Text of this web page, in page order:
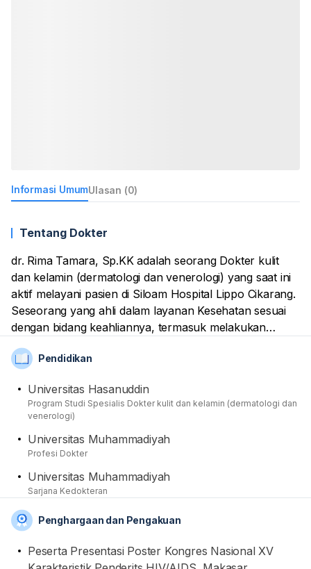
Informasi UmumUlasan (0)
Tentang Dokter
dr. Rima Tamara, Sp.KK adalah seorang Dokter kulit
dan kelamin (dermatologi dan venerologi) yang saat ini
aktif melayani pasien di Siloam Hospital Lippo Cikarang.
Seseorang yang ahli dalam layanan Kesehatan sesuai
dengan bidang keahliannya, termasuk melakukan
tindakan medis yang diperlukan pasien. Dari sisi
Pendidikan, Dia telah mendapatkan gelar spesialis dari
mendapatkan gelar sarjana kedokteran dan profesi
dokter di Universitas Muhammadiyah. Sebagai tenaga
anggota dari Ikatan Dokter Indonesia (IDI) dan
Perhimpunan Dokter Spesialis Kulit dan Kelamin
Indonesia (PERDOSKI).
Pendidikan
Universitas Hasanuddin
Program Studi Spesialis Dokter kulit dan kelamin (dermatologi dan
venerologi)
Universitas Muhammadiyah
Profesi Dokter
Universitas Muhammadiyah
Sarjana Kedokteran
Penghargaan dan Pengakuan
Peserta Presentasi Poster Kongres Nasional XV